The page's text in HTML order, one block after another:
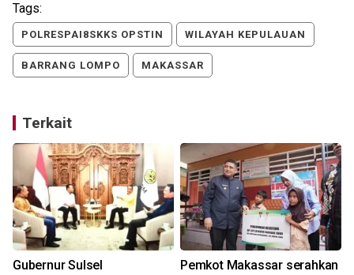
Tags:
POLRESPAI8SKKS OPSTIN WILAYAH KEPULAUAN
BARRANG LOMPO MAKASSAR
Terkait
Gubernur Sulsel
Pemkot Makassar serahkan